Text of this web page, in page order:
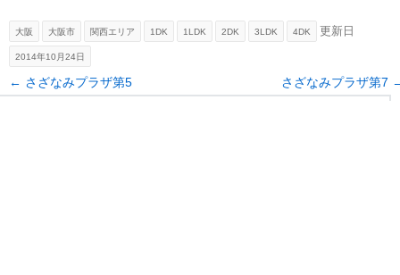
大阪 大阪市 関西エリア 1DK 1LDK 2DK 3LDK 4DK 更新日
2014年10月24日
Post navigation
← さざなみプラザ第5 さざなみプラザ第7